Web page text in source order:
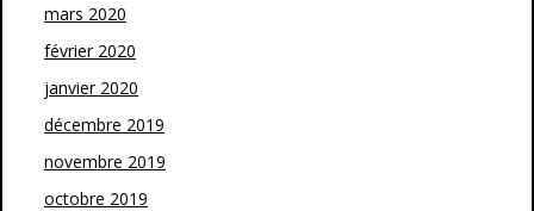
mars 2020
février 2020
janvier 2020
décembre 2019
novembre 2019
octobre 2019